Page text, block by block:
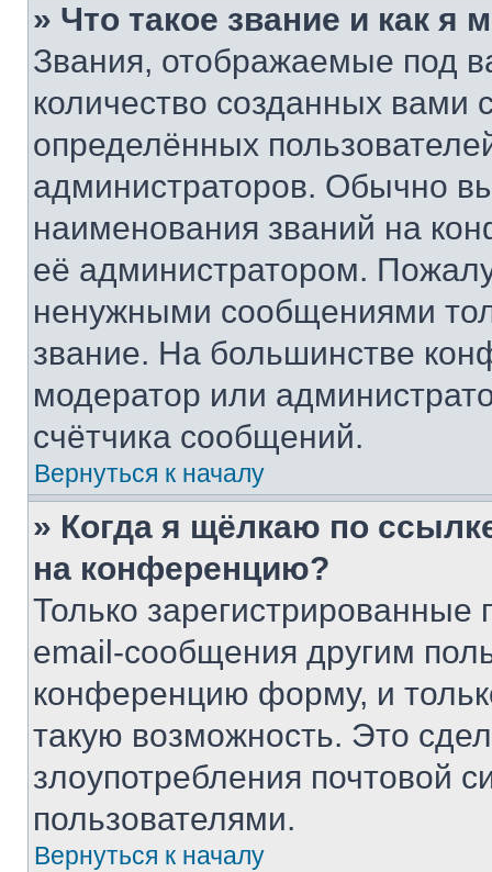
» Что такое звание и как я
Звания, отображаемые под
количество созданных
определённых
администраторов. Обычно
наименования званий на
её администратором.
ненужными сообщениями
звание. На большинстве
модератор или
счётчика сообщений.
Вернуться к началу
» Когда я щёлкаю по
на конференцию?
Только зарегистрированные
email-сообщения другим
конференцию форму, и
такую возможность. Это
злоупотребления почтовой
пользователями.
Вернуться к началу